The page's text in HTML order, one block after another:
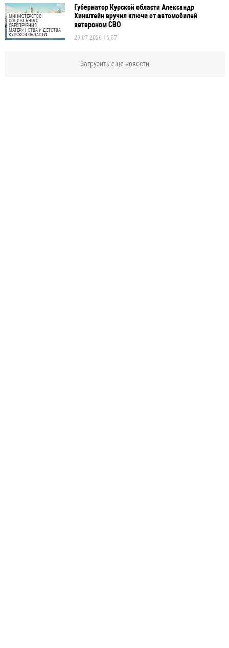
МИНИСТЕРСТВО
СОЦИАЛЬНОГО
ОБЕСПЕЧЕНИЯ,
МАТЕРИНСТВА И ДЕТСТВА
КУРСКОЙ ОБЛАСТИ
Губернатор Курской области Александр
Хинштейн вручил ключи от автомобилей
ветеранам СВО
29.07.2026 16:57
Загрузить еще новости